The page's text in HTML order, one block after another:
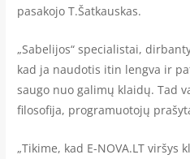
pasakojo T.Šatkauskas.
„Sabelijos“ specialistai,
kad ja naudotis itin lengva ir
saugo nuo galimų klaidų. Tad
filosofija, programuotojų
„Tikime, kad E-NOVA.LT viršys